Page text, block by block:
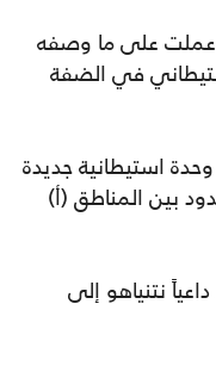
إن الحكومة، منذ بداية ولايتها الحالية في كانون الأول/ديسمبر 2022، عملت على ما وصفه
في الضفة
الحكومة أقرت خلال السنوات الثلاث الماضية بناء 60 ألف وحدة استيطانية جديدة
بين المناطق (أ)
نتنياهو إلى